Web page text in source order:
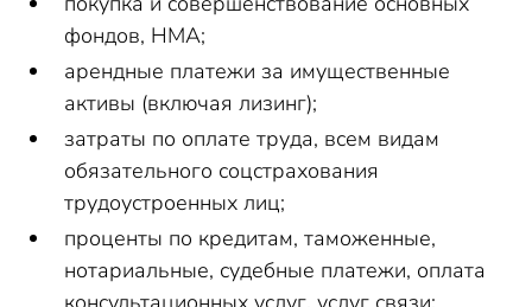
фондов, НМА;
арендные платежи за имущественные
активы (включая лизинг);
затраты по оплате труда, всем видам
обязательного соцстрахования
трудоустроенных лиц;
проценты по кредитам, таможенные,
нотариальные, судебные платежи, оплата